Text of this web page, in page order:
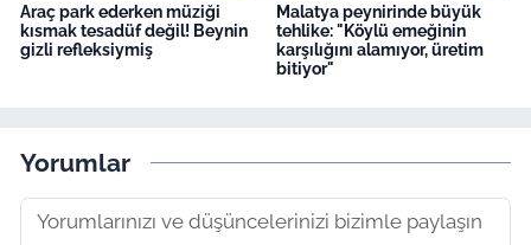
Araç park ederken müziği
kısmak tesadüf değil! Beynin
gizli refleksiymiş
Malatya peynirinde büyük
tehlike: "Köylü emeğinin
karşılığını alamıyor, üretim
bitiyor"
Yorumlar